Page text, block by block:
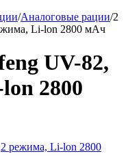
/Аналоговые рации/2
Li-lon 2800 мАч
UV-82,
2800